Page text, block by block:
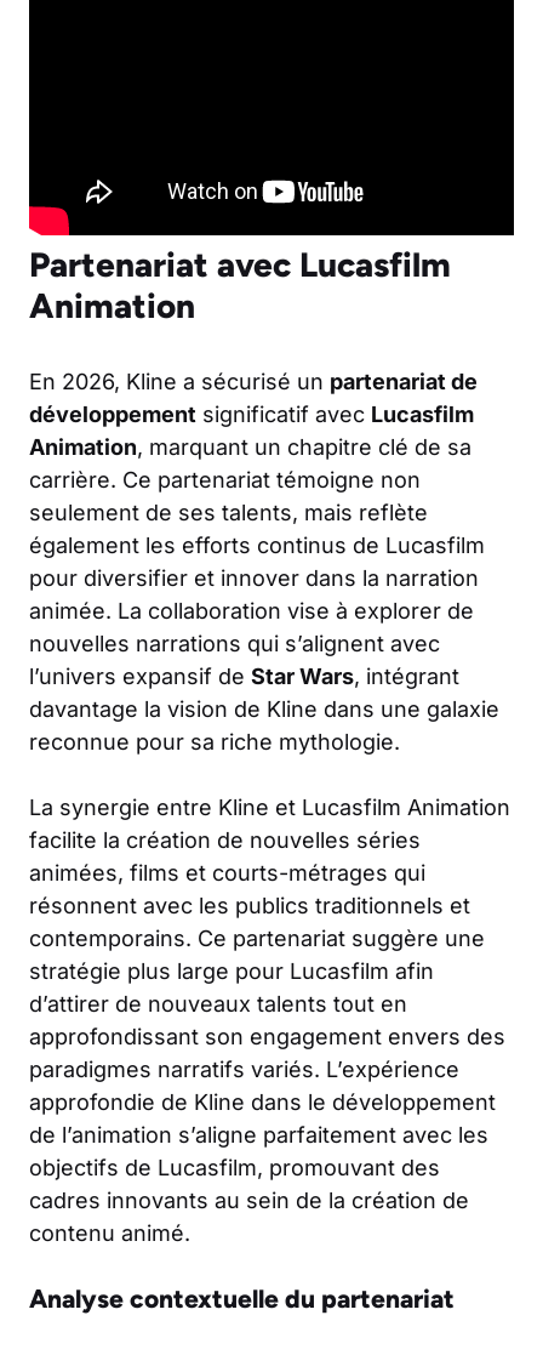
Partenariat avec Lucasfilm
Animation
En 2026, Kline a sécurisé un partenariat de
développement significatif avec Lucasfilm
Animation, marquant un chapitre clé de sa
carrière. Ce partenariat témoigne non
seulement de ses talents, mais reflète
également les efforts continus de Lucasfilm
pour diversifier et innover dans la narration
animée. La collaboration vise à explorer de
nouvelles narrations qui s’alignent avec
l’univers expansif de Star Wars, intégrant
davantage la vision de Kline dans une galaxie
reconnue pour sa riche mythologie.
La synergie entre Kline et Lucasfilm Animation
facilite la création de nouvelles séries
animées, films et courts-métrages qui
résonnent avec les publics traditionnels et
contemporains. Ce partenariat suggère une
stratégie plus large pour Lucasfilm afin
d’attirer de nouveaux talents tout en
approfondissant son engagement envers des
paradigmes narratifs variés. L’expérience
approfondie de Kline dans le développement
de l’animation s’aligne parfaitement avec les
objectifs de Lucasfilm, promouvant des
cadres innovants au sein de la création de
contenu animé.
Analyse contextuelle du partenariat